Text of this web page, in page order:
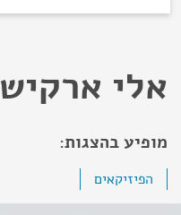
אלי ארקיש
מופיע בהצגות:
הפיזיקאים